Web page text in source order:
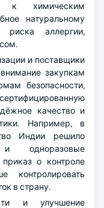
к химическим
натуральному
аллергии,
и поставщики
закупкам
безопасности,
качество и
Например, в
Индии решило
и одноразовые
о контроле
контролировать
в страну.
и улучшение